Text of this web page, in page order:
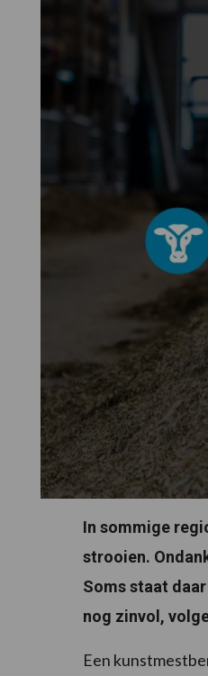
In sommige
strooien.
Soms staat
nog zinvol,
Een